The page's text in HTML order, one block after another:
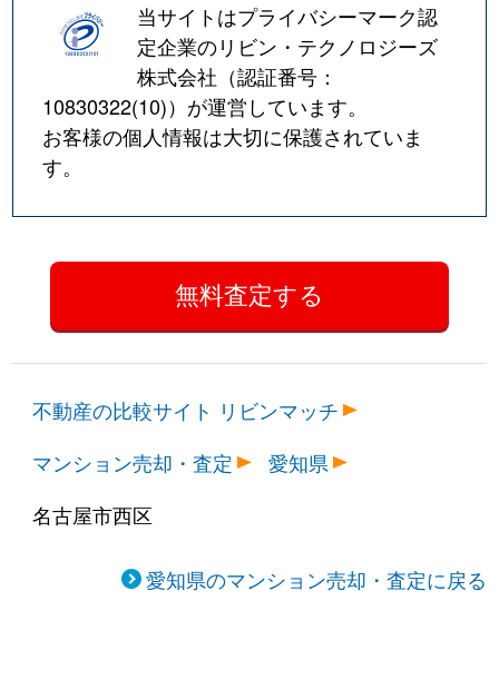
当サイトはプライバシーマーク認
定企業のリビン・テクノロジーズ
株式会社（認証番号：
10830322(10)）が運営しています。
お客様の個人情報は大切に保護されていま
す。
不動産の比較サイト リビンマッチ
マンション売却・査定
愛知県
名古屋市西区
愛知県のマンション売却・査定に戻る